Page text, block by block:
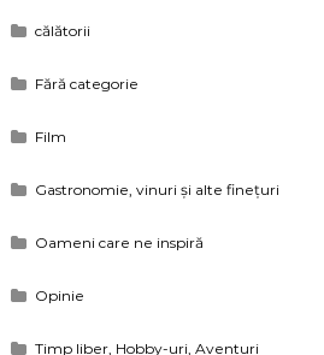
călătorii
Fără categorie
Film
Gastronomie, vinuri și alte finețuri
Oameni care ne inspiră
Opinie
Timp liber, Hobby-uri, Aventuri